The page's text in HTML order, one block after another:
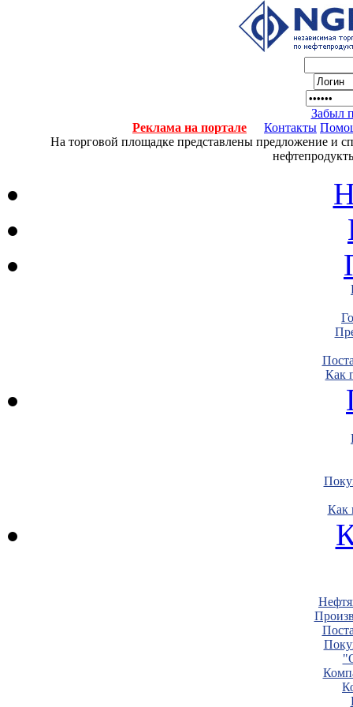
Забыл
Реклама на портале
Контакты
На торговой площадке представлены предложение и
Как
Как